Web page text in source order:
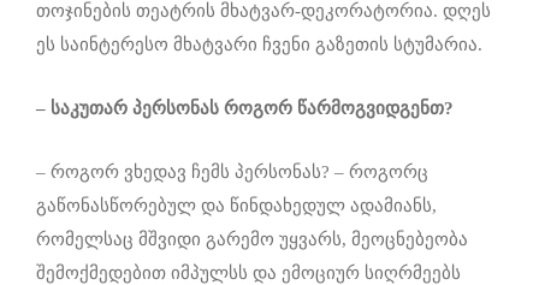
თოჯინების თეატრის მხატვარ-დეკორატორია. დღეს
ეს საინტერესო მხატვარი ჩვენი გაზეთის სტუმარია.
– საკუთარ პერსონას როგორ წარმოგვიდგენთ?
– როგორ ვხედავ ჩემს პერსონას? – როგორც
გაწონასწორებულ და წინდახედულ ადამიანს,
რომელსაც მშვიდი გარემო უყვარს, მეოცნებეობა
შემოქმედებით იმპულსს და ემოციურ სიღრმეებს